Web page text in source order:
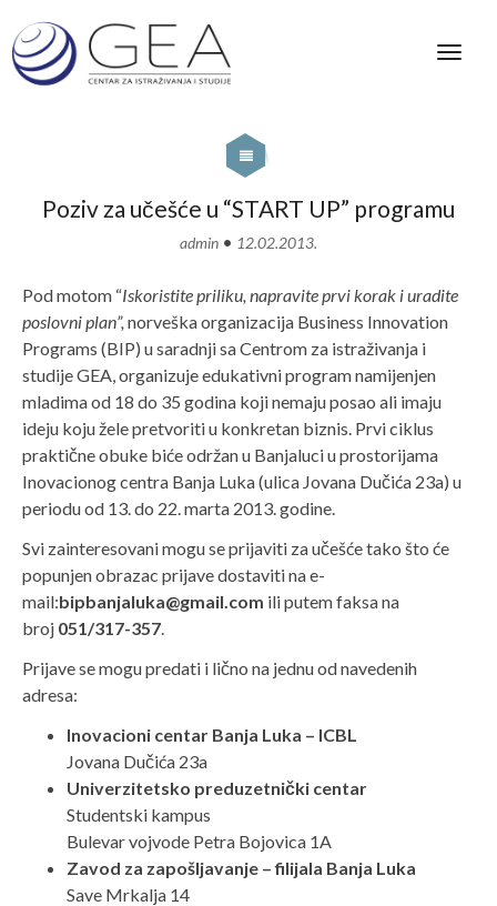
Poziv za učešće u “START UP” programu
admin • 12.02.2013.
Pod motom “Iskoristite priliku, napravite prvi korak i uradite
poslovni plan”, norveška organizacija Business Innovation
Programs (BIP) u saradnji sa Centrom za istraživanja i
studije GEA, organizuje edukativni program namijenjen
mladima od 18 do 35 godina koji nemaju posao ali imaju
ideju koju žele pretvoriti u konkretan biznis. Prvi ciklus
praktične obuke biće održan u Banjaluci u prostorijama
Inovacionog centra Banja Luka (ulica Jovana Dučića 23a) u
periodu od 13. do 22. marta 2013. godine.
Svi zainteresovani mogu se prijaviti za učešće tako što će
popunjen obrazac prijave dostaviti na e-
mail:bipbanjaluka@gmail.com ili putem faksa na
broj 051/317-357.
Prijave se mogu predati i lično na jednu od navedenih
adresa:
Inovacioni centar Banja Luka – ICBL
Jovana Dučića 23a
Univerzitetsko preduzetnički centar
Studentski kampus
Bulevar vojvode Petra Bojovica 1A
Zavod za zapošljavanje – filijala Banja Luka
Save Mrkalja 14